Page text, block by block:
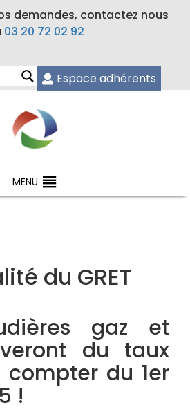
demandes, contactez nous
03 20 72 02 92
Espace adhérents
MENU
du GRET
gaz et
du taux
compter du 1er
!